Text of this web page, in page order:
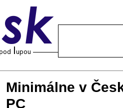
Minimálne v
PC